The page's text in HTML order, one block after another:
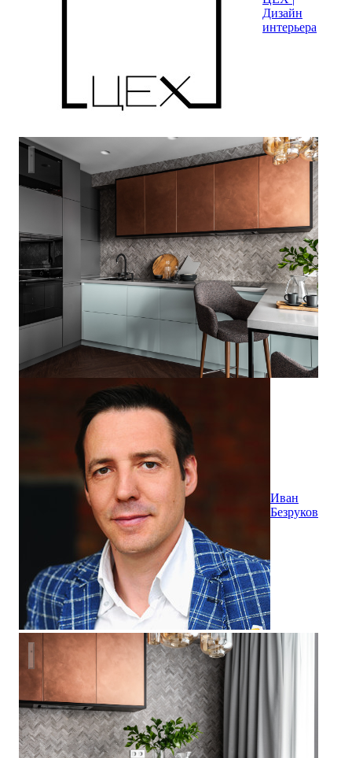
Дизайн
интерьера
Счастливы вместе - реализация
Иван
Безруков
Счастливы вместе - реализация